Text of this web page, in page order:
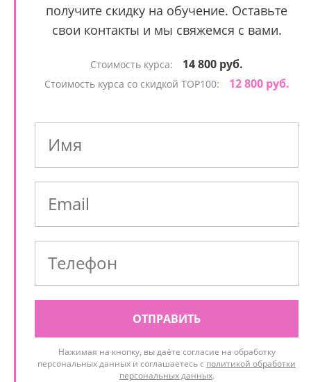
получите скидку на обучение. Оставьте
свои контакты и мы свяжемся с вами.
Стоимость курса: 14 800 руб.
Стоимость курса со скидкой TOP100: 12 800 руб.
ОТПРАВИТЬ
Нажимая на кнопку, вы даёте согласие на обработку
персональных данных и соглашаетесь с политикой обработки
персональных данных.